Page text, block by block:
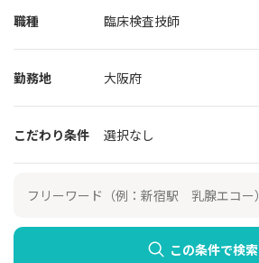
職種 臨床検査技師
勤務地 大阪府
こだわり条件 選択なし
この条件で検索